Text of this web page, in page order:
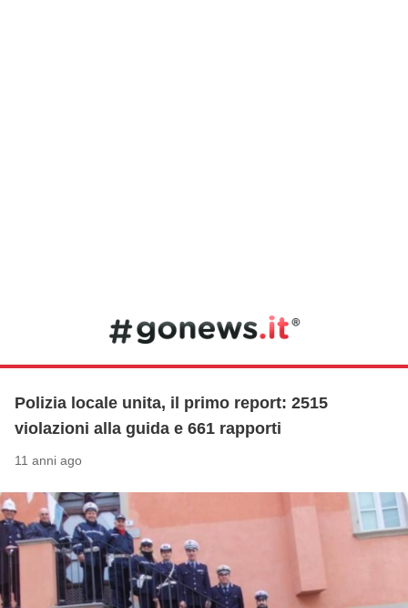
Polizia locale unita, il primo report: 2515
violazioni alla guida e 661 rapporti
11 anni ago